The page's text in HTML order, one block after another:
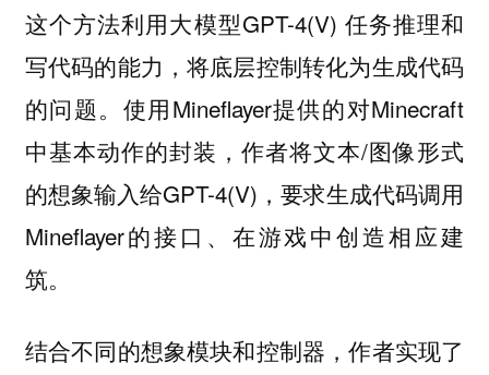
这个方法利用大模型GPT-4(V) 任务推理和
写代码的能力，将底层控制转化为生成代码
的问题。使用Mineflayer提供的对Minecraft
中基本动作的封装，作者将文本/图像形式
的想象输入给GPT-4(V)，要求生成代码调用
Mineflayer的接口、在游戏中创造相应建
筑。
结合不同的想象模块和控制器，作者实现了